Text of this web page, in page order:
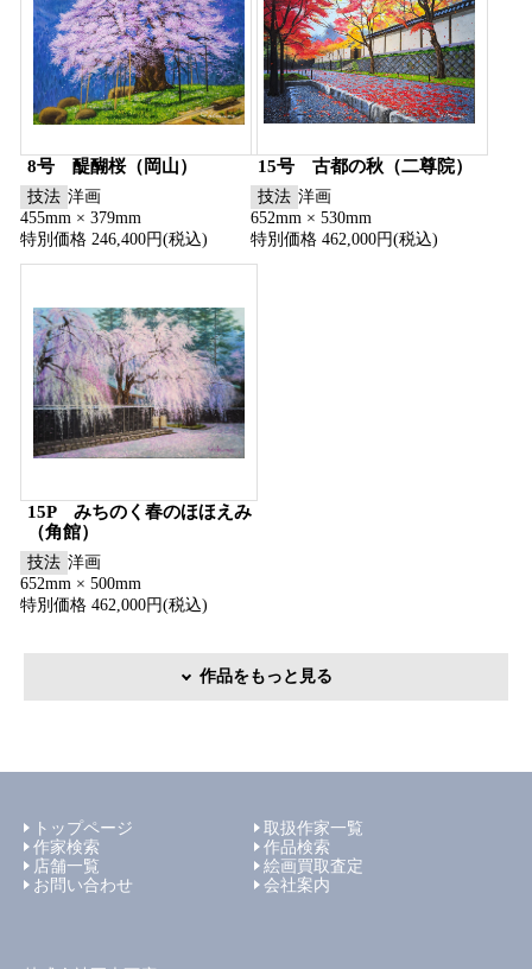
8号 醍醐桜（岡山）
技法 洋画
455mm × 379mm
特別価格 246,400円(税込)
15号 古都の秋（二尊院）
技法 洋画
652mm × 530mm
特別価格 462,000円(税込)
15P みちのく春のほほえみ
（角館）
技法 洋画
652mm × 500mm
特別価格 462,000円(税込)
作品をもっと見る
トップページ
取扱作家一覧
作家検索
作品検索
店舗一覧
絵画買取査定
お問い合わせ
会社案内